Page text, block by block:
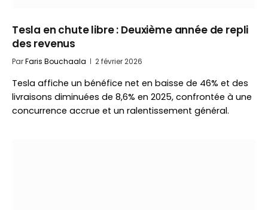
Tesla en chute libre : Deuxième année de repli
des revenus
ParFaris Bouchaala 2 février 2026
Tesla affiche un bénéfice net en baisse de 46% et des
livraisons diminuées de 8,6% en 2025, confrontée à une
concurrence accrue et un ralentissement général.